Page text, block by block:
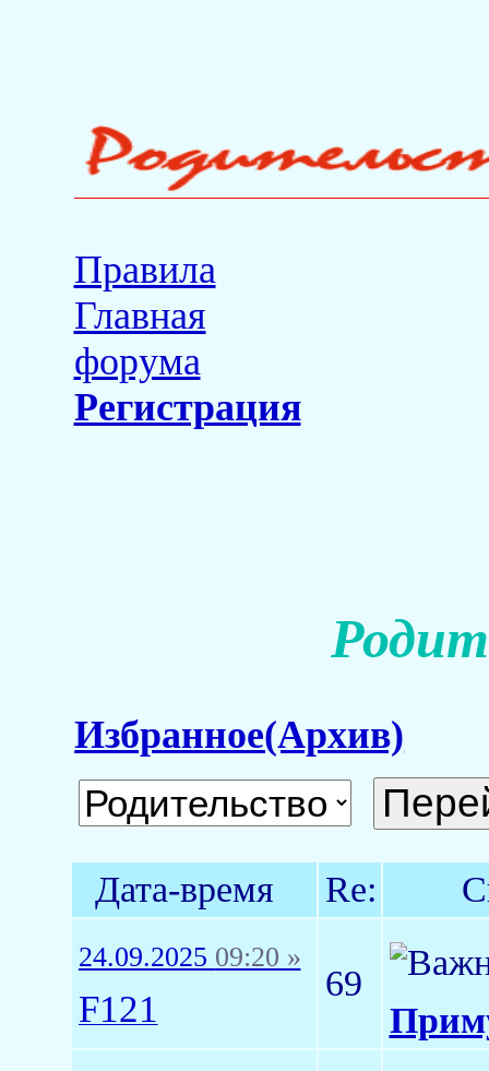
Правила
Главная
форума
Регистрация
Избранное(Архив)
Дата-время Re:
24.09.2025 09:20 »
F121
69